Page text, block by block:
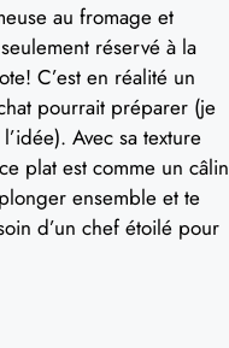
au fromage et
réservé à la
C’est en réalité un
pourrait préparer (je
Avec sa texture
plat est comme un câlin
ensemble et te
d’un chef étoilé pour